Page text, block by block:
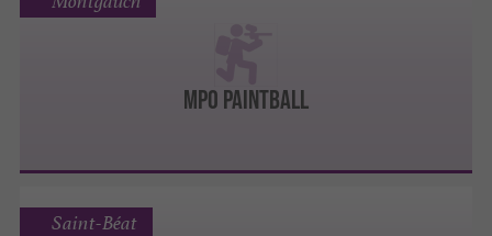
MPO PAINTBALL
Saint-Béat